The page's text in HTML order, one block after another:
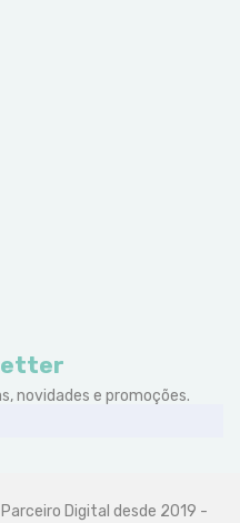
novidades e promoções.
Parceiro Digital desde 2019 -